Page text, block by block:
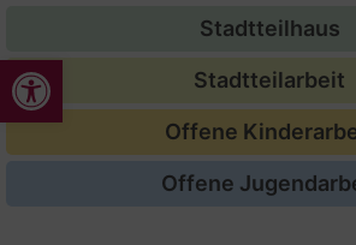
Werkzeugleiste öffnen
Stadtteilhaus
Stadtteilarbeit
Offene
Offene